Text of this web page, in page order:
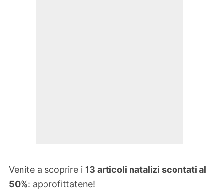
Venite a scoprire i 13 articoli natalizi scontati al
50%: approfittatene!